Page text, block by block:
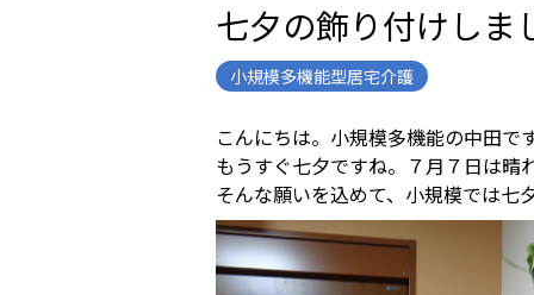
七夕の飾り付けし
小規模多機能型居宅介護
こんにちは。小規模多機能の中田
もうすぐ七夕ですね。７月７日は晴
そんな願いを込めて、小規模では七